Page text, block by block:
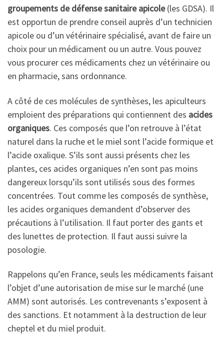
groupements de défense sanitaire apicole(les GDSA). Il
est opportun de prendre conseil auprès d’un technicien
apicole ou d’un vétérinaire spécialisé, avant de faire un
choix pour un médicament ou un autre. Vous pouvez
vous procurer ces médicaments chez un vétérinaire ou
en pharmacie, sans ordonnance.
A côté de ces molécules de synthèses, les apiculteurs
emploient des préparations qui contiennent des acides
organiques. Ces composés que l’on retrouve à l’état
naturel dans la ruche et le miel sont l’acide formique et
l’acide oxalique. S’ils sont aussi présents chez les
plantes, ces acides organiques n’en sont pas moins
dangereux lorsqu’ils sont utilisés sous des formes
concentrées. Tout comme les composés de synthèse,
les acides organiques demandent d’observer des
précautions à l’utilisation. Il faut porter des gants et
des lunettes de protection. Il faut aussi suivre la
posologie.
Rappelons qu’en France, seuls les médicaments faisant
l’objet d’une autorisation de mise sur le marché (une
AMM) sont autorisés. Les contrevenants s’exposent à
des sanctions. Et notamment à la destruction de leur
cheptel et du miel produit.